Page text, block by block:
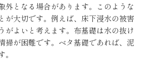
外となる場合があります。このような
が大切です。例えば、床下浸水の被害
がよいと考えます。布基礎は水の抜け
掃が困難です。ベタ基礎であれば、泥